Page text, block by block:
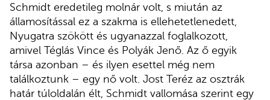
Schmidt eredetileg molnár volt, s miután az
államosítással ez a szakma is ellehetetlenedett,
Nyugatra szökött és ugyanazzal foglalkozott,
amivel Téglás Vince és Polyák Jenő. Az ő egyik
társa azonban – és ilyen esettel még nem
találkoztunk – egy nő volt. Jost Teréz az osztrák
határ túloldalán élt, Schmidt vallomása szerint egy